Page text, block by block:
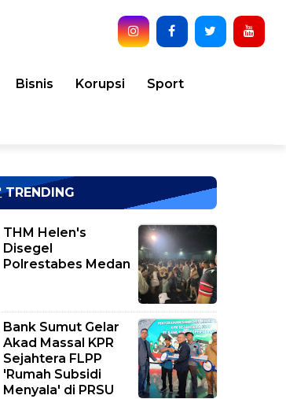
Bisnis Korupsi Sport
TRENDING
THM Helen's
Disegel
Polrestabes Medan
Bank Sumut Gelar
Akad Massal KPR
Sejahtera FLPP
'Rumah Subsidi
Menyala' di PRSU